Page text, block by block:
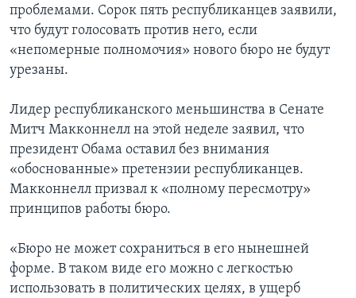
проблемами. Сорок пять республиканцев заявили,
что будут голосовать против него, если
«непомерные полномочия» нового бюро не будут
урезаны.
Лидер республиканского меньшинства в Сенате
Митч Макконнелл на этой неделе заявил, что
президент Обама оставил без внимания
«обоснованные» претензии республиканцев.
Макконнелл призвал к «полному пересмотру»
принципов работы бюро.
«Бюро не может сохраниться в его нынешней
форме. В таком виде его можно с легкостью
использовать в политических целях, в ущерб